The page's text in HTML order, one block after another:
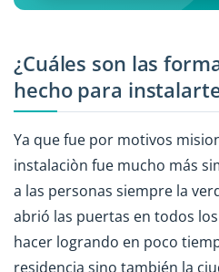
¿Cuáles son las
hecho para
Ya que fue por motivos
instalaciòn fue mucho más
a las personas siempre la
abrió las puertas en todos
hacer logrando en poco
residencia sino también la